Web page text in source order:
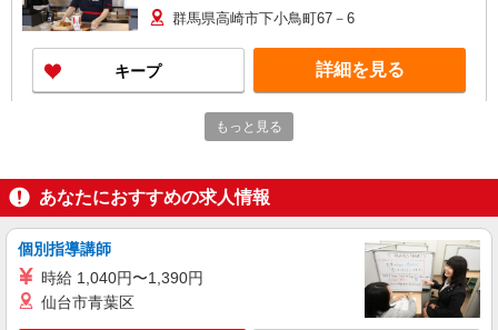
群馬県高崎市下小鳥町67－6
キープ 詳細を見る
コンパスグループ・ジャパン株式会社 64950_p
時給1,500円以上 試用期間中 時給1,500円以上
(試用期間2ヶ月) 残業が発生した場合、残業代を1
刀陽会綿貫病院 （群馬県高崎市末広町41-1）
キープ 詳細を見る
もっと見る
あなたにおすすめの求人情報
個別指導講師
時給 1,040円〜1,390円
仙台市青葉区